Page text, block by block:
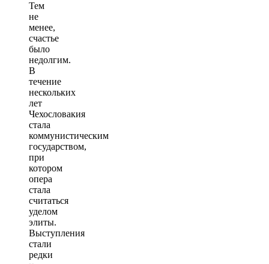
Тем
не
менее,
счастье
было
недолгим.
В
течение
нескольких
лет
Чехословакия
стала
коммунистическим
государством,
при
котором
опера
стала
считаться
уделом
элиты.
Выступления
стали
редки